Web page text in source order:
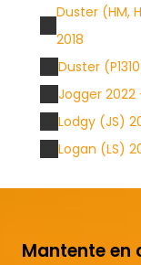
Duster (HM,
2018
Duster
Jogger 2022
Mantente en